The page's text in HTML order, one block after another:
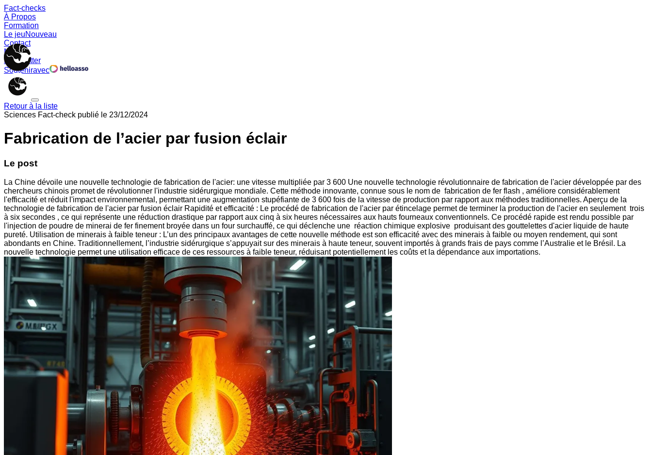
Fact-checks
À Propos
Formation
Le jeuNouveau
Contact
Memes
Newsletter
Souteniravec
Retour à la liste
Sciences Fact-check publié le 23/12/2024
Fabrication de l’acier par fusion éclair
Le post
La Chine dévoile une nouvelle technologie de fabrication de l'acier: une vitesse multipliée par 3 600 Une nouvelle technologie révolutionnaire de fabrication de l'acier développée par des
chercheurs chinois promet de révolutionner l'industrie sidérurgique mondiale. Cette méthode innovante, connue sous le nom de fabrication de fer flash , améliore considérablement
l'efficacité et réduit l'impact environnemental, permettant une augmentation stupéfiante de 3 600 fois de la vitesse de production par rapport aux méthodes traditionnelles. Aperçu de la
technologie de fabrication de l'acier par fusion éclair Rapidité et efficacité : Le procédé de fabrication de l'acier par étincelage permet de terminer la production de l'acier en seulement trois
à six secondes , ce qui représente une réduction drastique par rapport aux cinq à six heures nécessaires aux hauts fourneaux conventionnels. Ce procédé rapide est rendu possible par
l'injection de poudre de minerai de fer finement broyée dans un four surchauffé, ce qui déclenche une réaction chimique explosive produisant des gouttelettes d'acier liquide de haute
pureté. Utilisation de minerais à faible teneur : L’un des principaux avantages de cette nouvelle méthode est son efficacité avec des minerais à faible ou moyen rendement, qui sont
abondants en Chine. Traditionnellement, l’industrie sidérurgique s’appuyait sur des minerais à haute teneur, souvent importés à grands frais de pays comme l’Australie et le Brésil. La
nouvelle technologie permet une utilisation efficace de ces ressources à faible teneur, réduisant potentiellement les coûts et la dépendance aux importations.